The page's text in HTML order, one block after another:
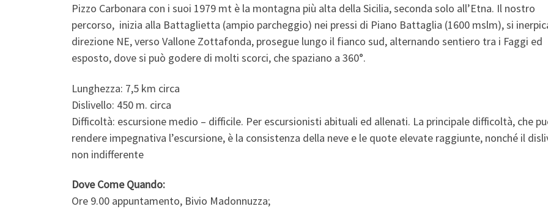
Pizzo Carbonara con i suoi 1979 mt è la montagna più alta della Sicilia, seconda solo all’Etna. Il nostro
percorso, inizia alla Battaglietta (ampio parcheggio) nei pressi di Piano Battaglia (1600 mslm), si
direzione NE, verso Vallone Zottafonda, prosegue lungo il fianco sud, alternando sentiero tra i Faggi ed
esposto, dove si può godere di molti scorci, che spaziano a 360°.
Lunghezza: 7,5 km circa
Dislivello: 450 m. circa
Difficoltà: escursione medio – difficile. Per escursionisti abituali ed allenati. La principale difficoltà, che
rendere impegnativa l’escursione, è la consistenza della neve e le quote elevate raggiunte, nonché il
non indifferente
Dove Come Quando:
Ore 9.00 appuntamento, Bivio Madonnuzza;